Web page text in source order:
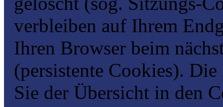
verbleiben auf Ihrem
Ihren Browser beim
(persistente Cookies).
Sie der Übersicht in den